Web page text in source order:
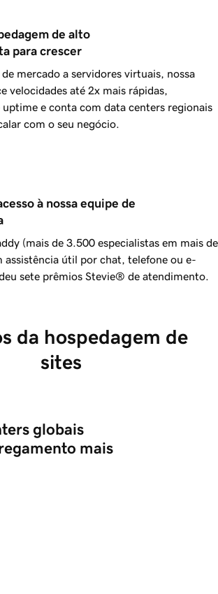
de alto
para crescer
mercado a servidores virtuais, nossa
velocidades até 2x mais rápidas,
uptime e conta com data centers regionais
com o seu negócio.
à nossa equipe de
(mais de 3.500 especialistas em mais de
assistência útil por chat, telefone ou e-
sete prêmios Stevie® de atendimento.
da hospedagem de
sites
globais
mais